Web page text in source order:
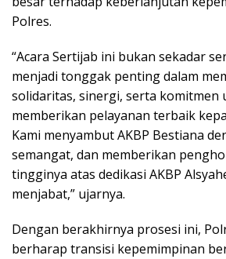
Polres.
“Acara Sertijab ini bukan sekadar
menjadi tonggak penting dalam
solidaritas, sinergi, serta komitmen
memberikan pelayanan terbaik
Kami menyambut AKBP Bestiana
semangat, dan memberikan
tingginya atas dedikasi AKBP
menjabat,” ujarnya.
Dengan berakhirnya prosesi ini,
berharap transisi kepemimpinan